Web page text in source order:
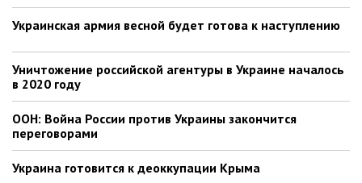
Украинская армия весной будет готова к наступлению
Уничтожение российской агентуры в Украине началось
в 2020 году
ООН: Война России против Украины закончится
переговорами
Украина готовится к деоккупации Крыма